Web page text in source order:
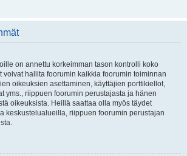
on annettu korkeimman tason kontrolli koko
voivat hallita foorumin kaikkia foorumin toiminnan
oikeuksien asettaminen, käyttäjien porttikiellot,
yms., riippuen foorumin perustajasta ja hänen
oikeuksista. Heillä saattaa olla myös täydet
keskustelualueilla, riippuen foorumin perustajan